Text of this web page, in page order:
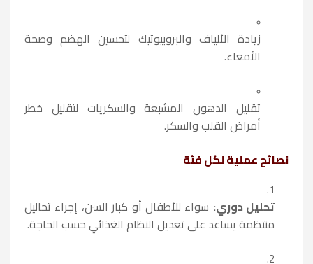
زيادة الألياف والبروبيوتيك لتحسين الهضم وصحة
الأمعاء.
تقليل الدهون المشبعة والسكريات لتقليل خطر
أمراض القلب والسكر.
نصائح عملية لكل فئة
تحليل دوري: سواء للأطفال أو كبار السن، إجراء تحاليل
منتظمة يساعد على تعديل النظام الغذائي حسب الحاجة.